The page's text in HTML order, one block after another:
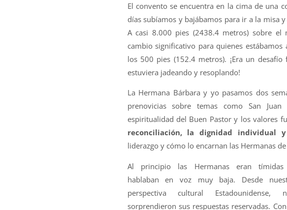
El convento se encuentra en la cima de una
días subíamos y bajábamos para ir a la misa
A casi 8.000 pies (2438.4 metros) sobre
cambio significativo para quienes
los 500 pies (152.4 metros). ¡Era un
estuviera jadeando y resoplando!
La Hermana Bárbara y yo pasamos dos
prenovicias sobre temas como San
espiritualidad del Buen Pastor y los valores
reconciliación, la dignidad individual
liderazgo y cómo lo encarnan las Hermanas de
Al principio las Hermanas eran
hablaban en voz muy baja. Desde
perspectiva cultural Estadounidense,
sorprendieron sus respuestas reservadas.